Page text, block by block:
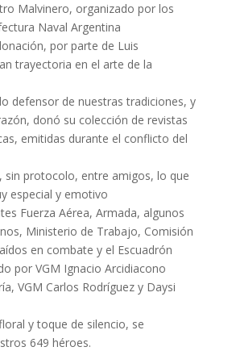
Malvinero, organizado por los
Naval Argentina
por parte de Luis
trayectoria en el arte de la
defensor de nuestras tradiciones, y
donó su colección de revistas
emitidas durante el conflicto del
sin protocolo, entre amigos, lo que
especial y emotivo
Fuerza Aérea, Armada, algunos
Ministerio de Trabajo, Comisión
en combate y el Escuadrón
por VGM Ignacio Arcidiacono
VGM Carlos Rodríguez y Daysi
y toque de silencio, se
649 héroes.